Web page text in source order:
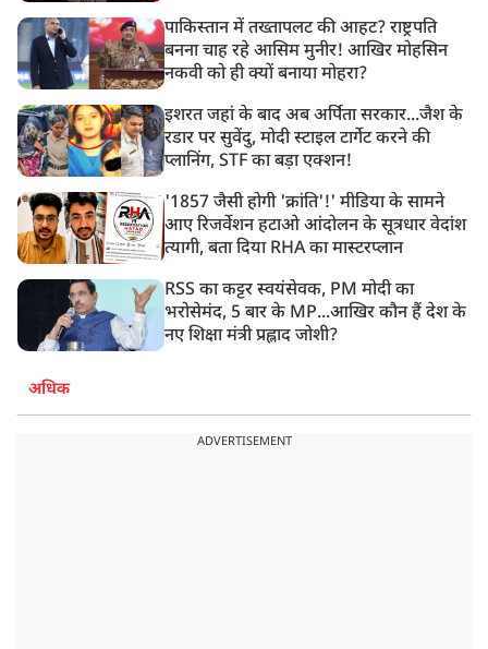
पाकिस्तान में तख्तापलट की आहट? राष्ट्रपति
बनना चाह रहे आसिम मुनीर! आखिर मोहसिन
नकवी को ही क्यों बनाया मोहरा?
इशरत जहां के बाद अब अर्पिता सरकार...जैश के
रडार पर सुवेंदु, मोदी स्टाइल टार्गेट करने की
प्लानिंग, STF का बड़ा एक्शन!
'1857 जैसी होगी 'क्रांति'!' मीडिया के सामने
आए रिजर्वेशन हटाओ आंदोलन के सूत्रधार वेदांश
त्यागी, बता दिया RHA का मास्टरप्लान
RSS का कट्टर स्वयंसेवक, PM मोदी का
भरोसेमंद, 5 बार के MP...आखिर कौन हैं देश के
नए शिक्षा मंत्री प्रह्लाद जोशी?
अधिक
ADVERTISEMENT